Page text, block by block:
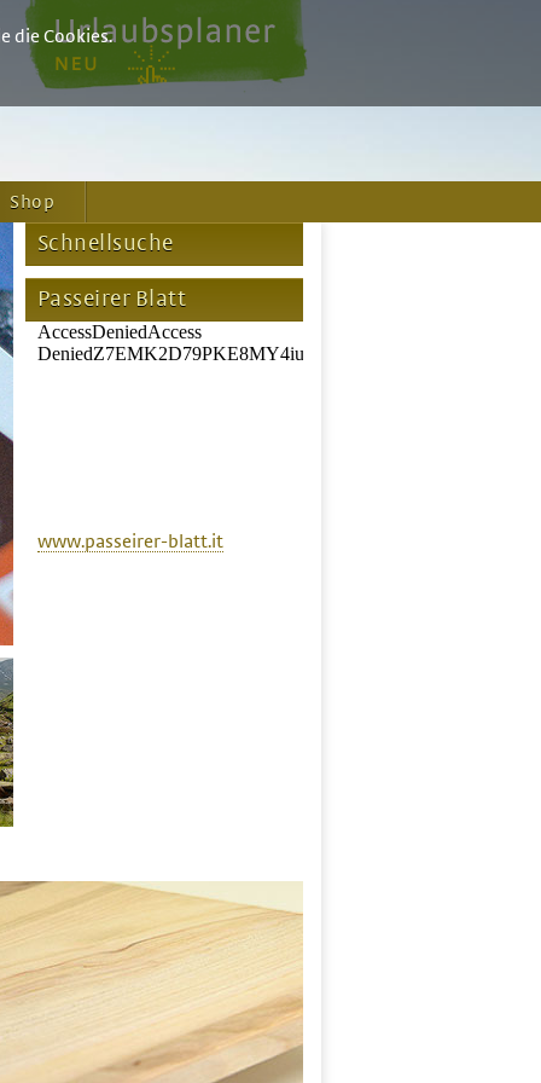
Shop
Schnellsuche
Passeirer Blatt
www.passeirer-blatt.it
die Cookies.